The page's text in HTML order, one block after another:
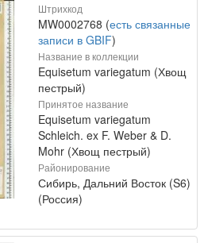
Штрихкод
MW0002768 (есть связанные
записи в GBIF)
Название в коллекции
Equisetum variegatum (Хвощ
пестрый)
Принятое название
Equisetum variegatum
Schleich. ex F. Weber & D.
Mohr (Хвощ пестрый)
Районирование
Сибирь, Дальний Восток (S6)
(Россия)